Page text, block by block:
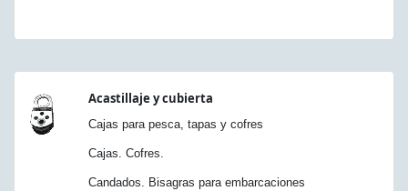
Acastillaje y cubierta
Cajas para pesca, tapas y cofres
Cajas. Cofres.
Candados. Bisagras para embarcaciones